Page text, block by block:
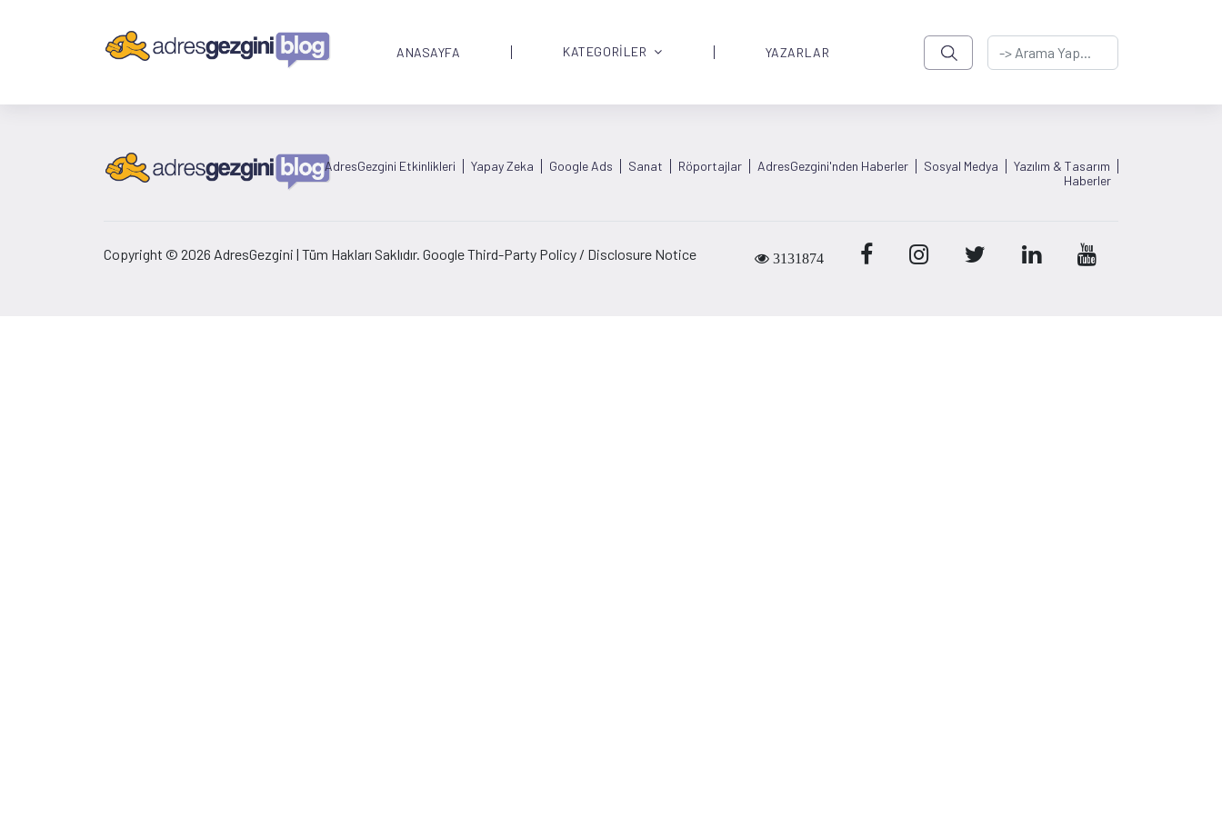
ANASAYFA KATEGORİLER YAZARLAR
AdresGezgini Etkinlikleri Yapay Zeka Google Ads Sanat Röportajlar AdresGezgini'nden Haberler Sosyal Medya
Yazılım & Tasarım
Haberler
Copyright © 2026 AdresGezgini | Tüm Hakları Saklıdır. Google Third-Party Policy / Disclosure Notice 3131874